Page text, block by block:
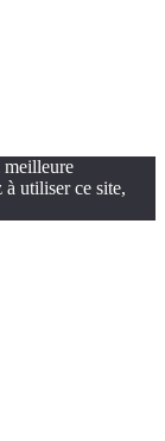
meilleure
utiliser ce site,